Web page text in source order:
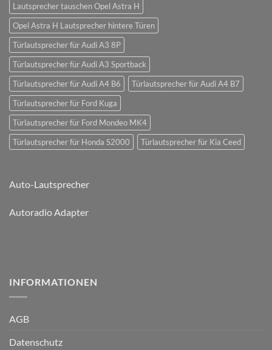
Lautsprecher tauschen Opel Astra H
Opel Astra H Lautsprecher hintere Türen
Türlautsprecher für Audi A3 8P
Türlautsprecher für Audi A3 Sportback
Türlautsprecher für Audi A4 B6
Türlautsprecher für Audi A4 B7
Türlautsprecher für Ford Kuga
Türlautsprecher für Ford Mondeo MK4
Türlautsprecher für Honda S2000
Türlautsprecher für Kia Ceed
Auto-Lautsprecher
Autoradio Adapter
INFORMATIONEN
AGB
Datenschutz